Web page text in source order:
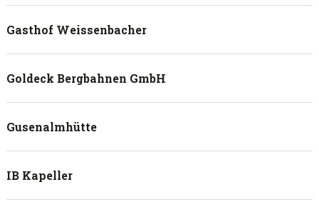
Gasthof Weissenbacher
Goldeck Bergbahnen GmbH
Gusenalmhütte
IB Kapeller